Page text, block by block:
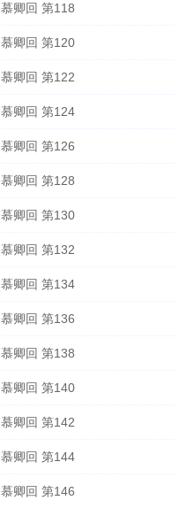
慕卿回 第118
慕卿回 第120
慕卿回 第122
慕卿回 第124
慕卿回 第126
慕卿回 第128
慕卿回 第130
慕卿回 第132
慕卿回 第134
慕卿回 第136
慕卿回 第138
慕卿回 第140
慕卿回 第142
慕卿回 第144
慕卿回 第146